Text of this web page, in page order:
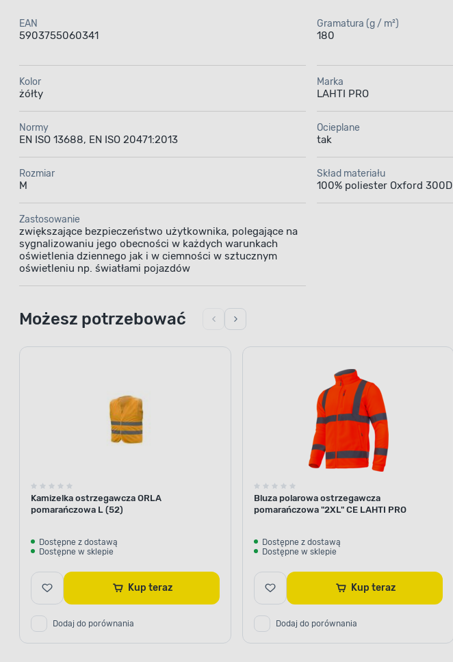
EAN
5903755060341
Gramatura (g / m²)
180
Kolor
żółty
Marka
LAHTI PRO
Normy
EN ISO 13688, EN ISO 20471:2013
Ocieplane
tak
Rozmiar
M
Skład materiału
100% poliester Oxford 300D
Zastosowanie
zwiększające bezpieczeństwo użytkownika, polegające na
sygnalizowaniu jego obecności w każdych warunkach
oświetlenia dziennego jak i w ciemności w sztucznym
oświetleniu np. światłami pojazdów
Możesz potrzebować
Kamizelka ostrzegawcza ORLA
pomarańczowa L (52)
Dostępne z dostawą
Dostępne w sklepie
Kup teraz
Dodaj do porównania
Bluza polarowa ostrzegawcza
pomarańczowa "2XL" CE LAHTI PRO
Dostępne z dostawą
Dostępne w sklepie
Kup teraz
Dodaj do porównania